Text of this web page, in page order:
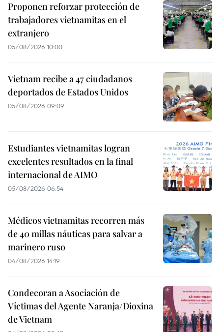
Proponen reforzar protección de
trabajadores vietnamitas en el
extranjero
05/08/2026 10:00
Vietnam recibe a 47 ciudadanos
deportados de Estados Unidos
05/08/2026 09:09
Estudiantes vietnamitas logran
excelentes resultados en la final
internacional de AIMO
05/08/2026 06:54
Médicos vietnamitas recorren más
de 40 millas náuticas para salvar a
marinero ruso
04/08/2026 14:19
Condecoran a Asociación de
Víctimas del Agente Naranja/Dioxina
de Vietnam